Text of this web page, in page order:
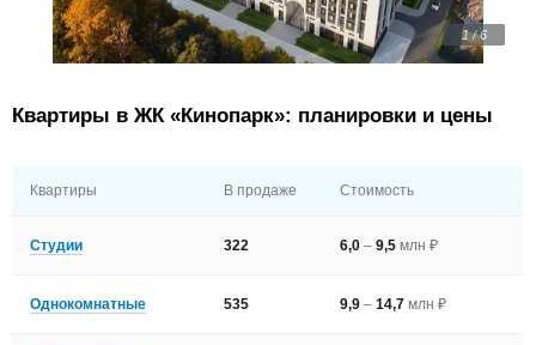
1 / 6
Квартиры в ЖК «Кинопарк»: планировки и цены
Квартиры В продаже Стоимость
Студии 322 6,0– 9,5млн ₽
Однокомнатные 535 9,9– 14,7млн ₽